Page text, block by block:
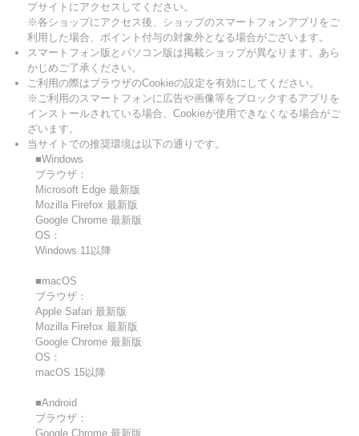
プサイトにアクセスしてください。
※各ショップにアクセス後、ショップのスマートフォンアプリをご
利用した場合、ポイント付与の対象外となる場合がございます。
スマートフォン版とパソコン版は掲載ショップが異なります。あら
かじめご了承ください。
ご利用の際はブラウザのCookieの設定を有効にしてください。
※ご利用のスマートフォンに広告や画像等をブロックするアプリを
インストールされている場合、Cookieが使用できなくなる場合がご
ざいます。
当サイトでの推奨環境は以下の通りです。
■Windows
ブラウザ：
Microsoft Edge 最新版
Mozilla Firefox 最新版
Google Chrome 最新版
OS：
Windows 11以降
■macOS
ブラウザ：
Apple Safari 最新版
Mozilla Firefox 最新版
Google Chrome 最新版
OS：
macOS 15以降
■Android
ブラウザ：
Google Chrome 最新版